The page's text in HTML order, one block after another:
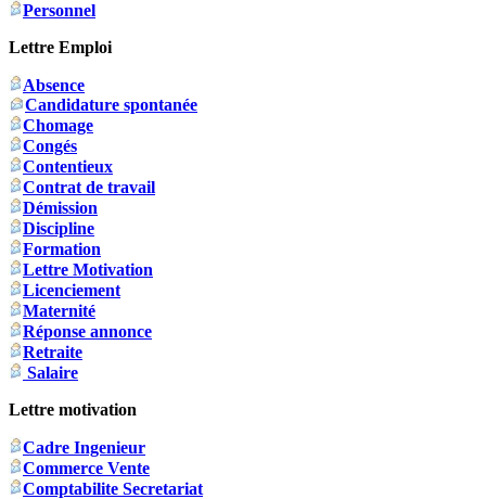
Personnel
Lettre Emploi
Absence
Candidature spontanée
Chomage
Congés
Contentieux
Contrat de travail
Démission
Discipline
Formation
Lettre Motivation
Licenciement
Maternité
Réponse annonce
Retraite
Salaire
Lettre motivation
Cadre Ingenieur
Commerce Vente
Comptabilite Secretariat